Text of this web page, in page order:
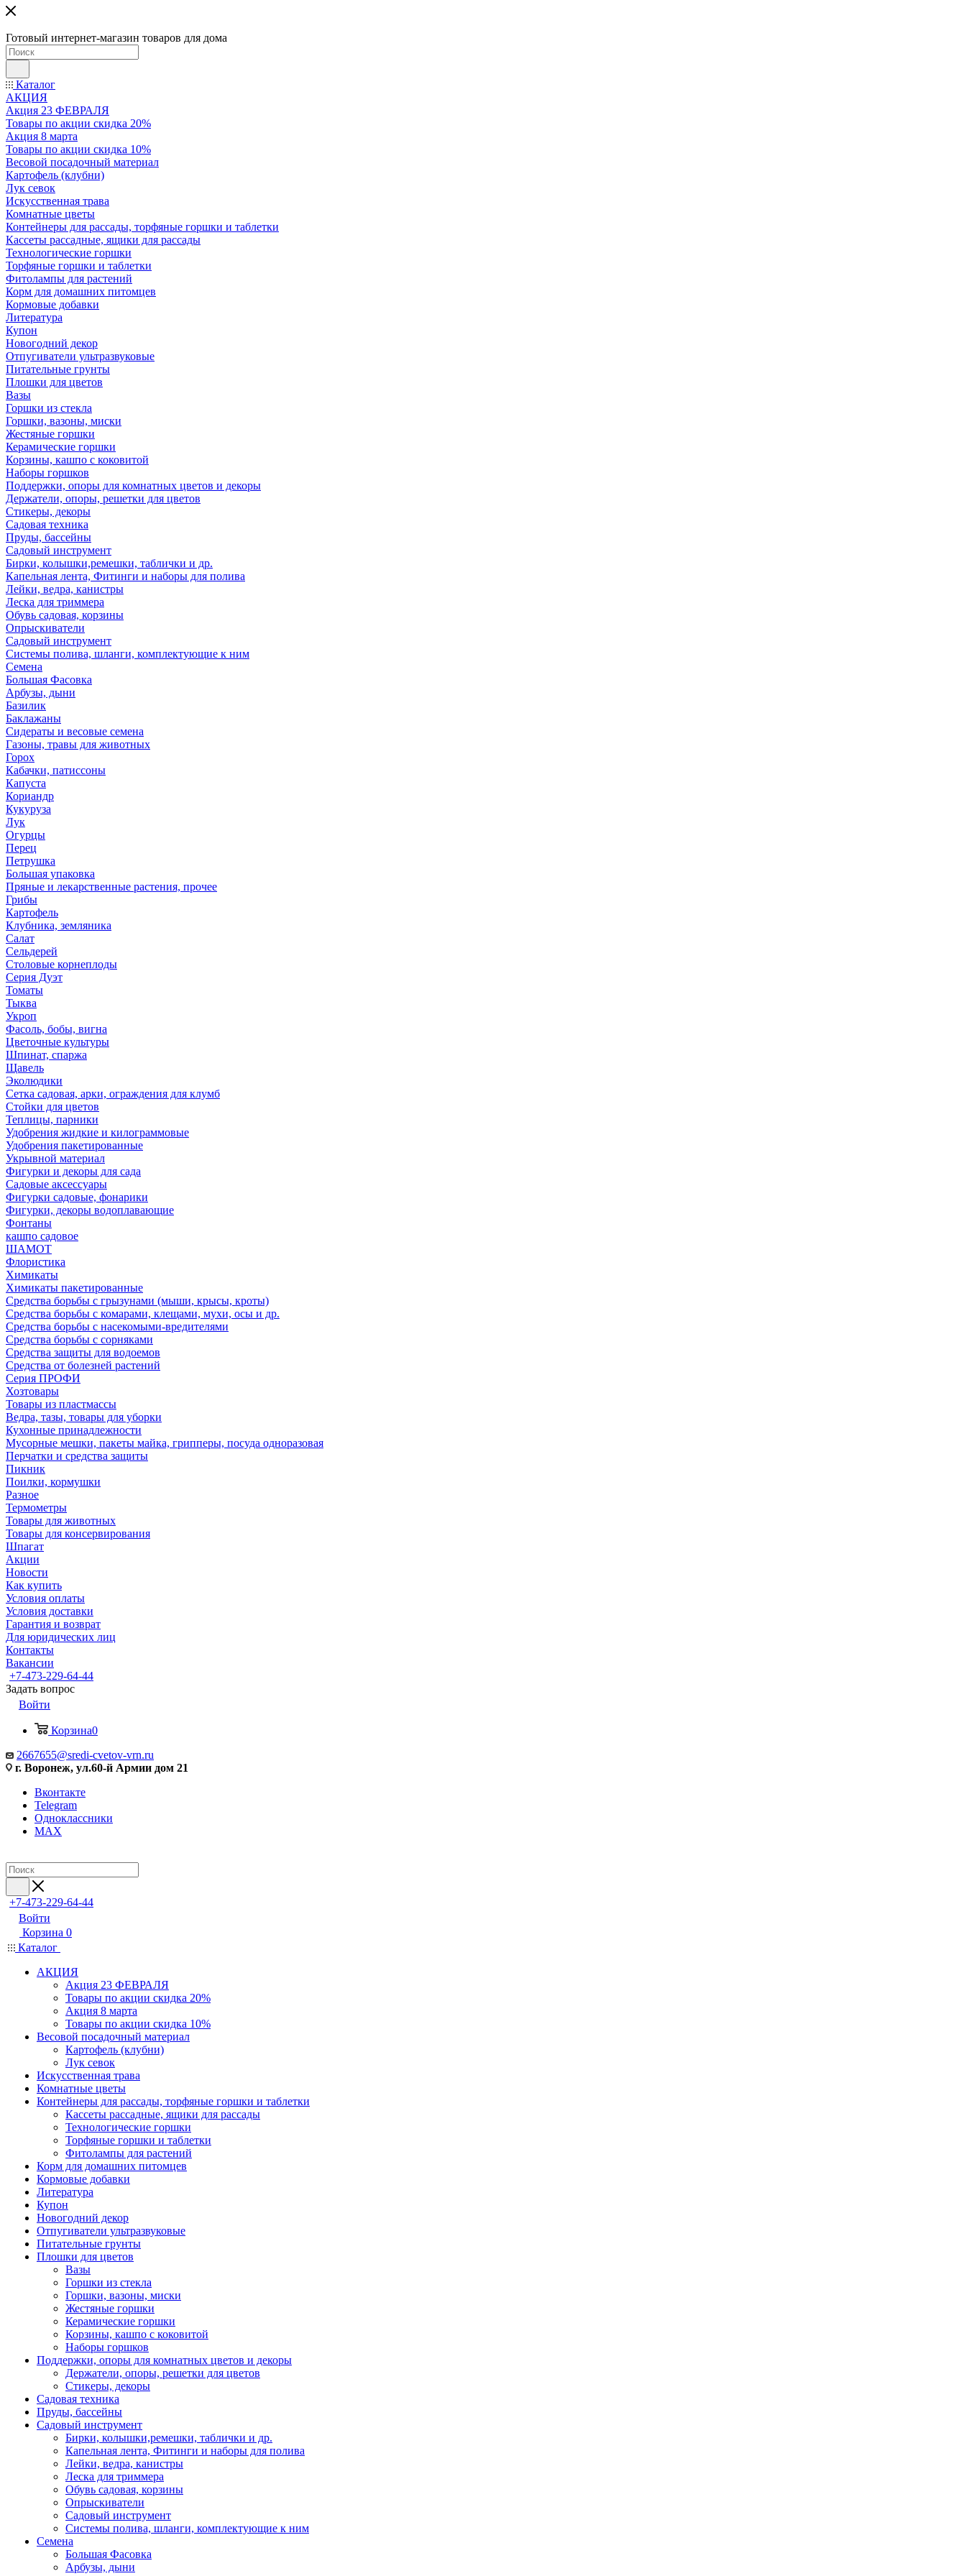
Готовый интернет-магазин товаров для дома
Каталог
АКЦИЯ
Акция 23 ФЕВРАЛЯ
Товары по акции скидка 20%
Акция 8 марта
Товары по акции скидка 10%
Весовой посадочный материал
Картофель (клубни)
Лук севок
Искусственная трава
Комнатные цветы
Контейнеры для рассады, торфяные горшки и таблетки
Кассеты рассадные, ящики для рассады
Технологические горшки
Торфяные горшки и таблетки
Фитолампы для растений
Корм для домашних питомцев
Кормовые добавки
Литература
Купон
Новогодний декор
Отпугиватели ультразвуковые
Питательные грунты
Плошки для цветов
Вазы
Горшки из стекла
Горшки, вазоны, миски
Жестяные горшки
Керамические горшки
Корзины, кашпо с коковитой
Наборы горшков
Поддержки, опоры для комнатных цветов и декоры
Держатели, опоры, решетки для цветов
Стикеры, декоры
Садовая техника
Пруды, бассейны
Садовый инструмент
Бирки, колышки,ремешки, таблички и др.
Капельная лента, Фитинги и наборы для полива
Лейки, ведра, канистры
Леска для триммера
Обувь садовая, корзины
Опрыскиватели
Садовый инструмент
Системы полива, шланги, комплектующие к ним
Семена
Большая Фасовка
Арбузы, дыни
Базилик
Баклажаны
Сидераты и весовые семена
Газоны, травы для животных
Горох
Кабачки, патиссоны
Капуста
Кориандр
Кукуруза
Лук
Огурцы
Перец
Петрушка
Большая упаковка
Пряные и лекарственные растения, прочее
Грибы
Картофель
Клубника, земляника
Салат
Сельдерей
Столовые корнеплоды
Серия Дуэт
Томаты
Тыква
Укроп
Фасоль, бобы, вигна
Цветочные культуры
Шпинат, спаржа
Щавель
Эколюдики
Сетка садовая, арки, ограждения для клумб
Стойки для цветов
Теплицы, парники
Удобрения жидкие и килограммовые
Удобрения пакетированные
Укрывной материал
Фигурки и декоры для сада
Садовые аксессуары
Фигурки садовые, фонарики
Фигурки, декоры водоплавающие
Фонтаны
кашпо садовое
ШАМОТ
Флористика
Химикаты
Химикаты пакетированные
Средства борьбы с грызунами (мыши, крысы, кроты)
Средства борьбы с комарами, клещами, мухи, осы и др.
Средства борьбы с насекомыми-вредителями
Средства борьбы с сорняками
Средства защиты для водоемов
Средства от болезней растений
Серия ПРОФИ
Хозтовары
Товары из пластмассы
Ведра, тазы, товары для уборки
Кухонные принадлежности
Мусорные мешки, пакеты майка, грипперы, посуда одноразовая
Перчатки и средства защиты
Пикник
Поилки, кормушки
Разное
Термометры
Товары для животных
Товары для консервирования
Шпагат
Акции
Новости
Как купить
Условия оплаты
Условия доставки
Гарантия и возврат
Для юридических лиц
Контакты
Вакансии
+7-473-229-64-44
Задать вопрос
Войти
Корзина0
2667655@sredi-cvetov-vrn.ru
г. Воронеж, ул.60-й Армии дом 21
Вконтакте
Telegram
Одноклассники
MAX
+7-473-229-64-44
Войти
Корзина 0
Каталог
АКЦИЯ
Акция 23 ФЕВРАЛЯ
Товары по акции скидка 20%
Акция 8 марта
Товары по акции скидка 10%
Весовой посадочный материал
Картофель (клубни)
Лук севок
Искусственная трава
Комнатные цветы
Контейнеры для рассады, торфяные горшки и таблетки
Кассеты рассадные, ящики для рассады
Технологические горшки
Торфяные горшки и таблетки
Фитолампы для растений
Корм для домашних питомцев
Кормовые добавки
Литература
Купон
Новогодний декор
Отпугиватели ультразвуковые
Питательные грунты
Плошки для цветов
Вазы
Горшки из стекла
Горшки, вазоны, миски
Жестяные горшки
Керамические горшки
Корзины, кашпо с коковитой
Наборы горшков
Поддержки, опоры для комнатных цветов и декоры
Держатели, опоры, решетки для цветов
Стикеры, декоры
Садовая техника
Пруды, бассейны
Садовый инструмент
Бирки, колышки,ремешки, таблички и др.
Капельная лента, Фитинги и наборы для полива
Лейки, ведра, канистры
Леска для триммера
Обувь садовая, корзины
Опрыскиватели
Садовый инструмент
Системы полива, шланги, комплектующие к ним
Семена
Большая Фасовка
Арбузы, дыни